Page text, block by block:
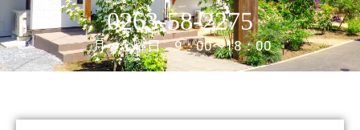
0263-58-2275
月〜金曜日 9：00〜18：00